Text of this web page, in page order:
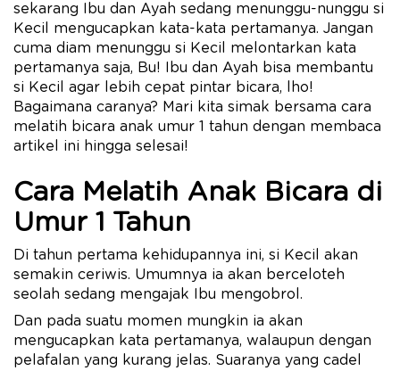
sekarang Ibu dan Ayah sedang menunggu-nunggu si
Kecil mengucapkan kata-kata pertamanya. Jangan
cuma diam menunggu si Kecil melontarkan kata
pertamanya saja, Bu! Ibu dan Ayah bisa membantu
si Kecil agar lebih cepat pintar bicara, lho!
Bagaimana caranya? Mari kita simak bersama cara
melatih bicara anak umur 1 tahun dengan membaca
artikel ini hingga selesai!
Cara Melatih Anak Bicara di
Umur 1 Tahun
Di tahun pertama kehidupannya ini, si Kecil akan
semakin ceriwis. Umumnya ia akan berceloteh
seolah sedang mengajak Ibu mengobrol.
Dan pada suatu momen mungkin ia akan
mengucapkan kata pertamanya, walaupun dengan
pelafalan yang kurang jelas. Suaranya yang cadel